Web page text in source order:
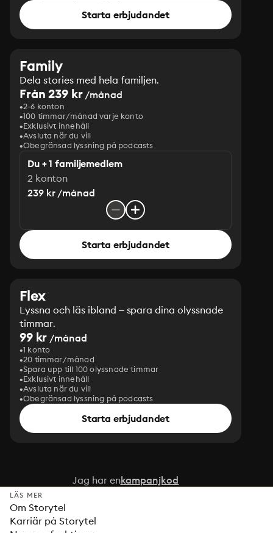
Starta erbjudandet
Family
Dela stories med hela familjen.
Från 239 kr/månad
2-6 konton
100 timmar/månad varje konto
Exklusivt innehåll
Avsluta när du vill
Obegränsad lyssning på podcasts
Du + 1 familjemedlem
2 konton
239 kr /månad
Starta erbjudandet
Flex
Lyssna och läs ibland – spara dina olyssnade
timmar.
99 kr /månad
1 konto
20 timmar/månad
Spara upp till 100 olyssnade timmar
Exklusivt innehåll
Avsluta när du vill
Obegränsad lyssning på podcasts
Starta erbjudandet
Jag har enkampanjkod
LÄS MER
Om Storytel
Karriär på Storytel